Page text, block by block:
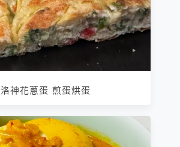
洛神花蔥蛋 煎蛋烘蛋